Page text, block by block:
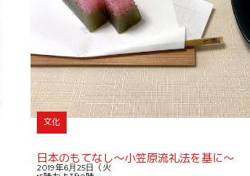
文化
日本のもてなし〜小笠原流礼法を基に〜
2019年6月25日（火